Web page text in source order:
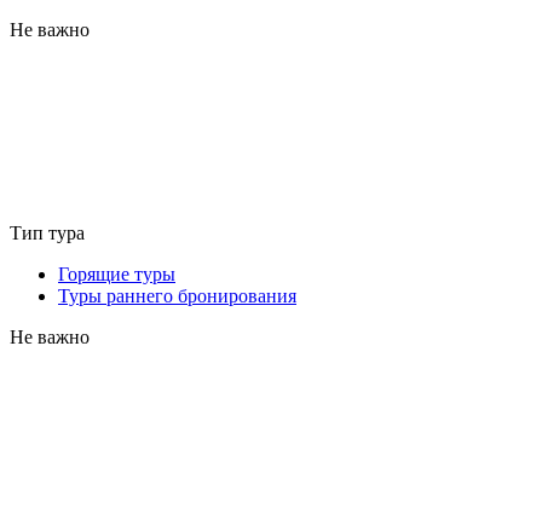
Не важно
Тип тура
Горящие туры
Туры раннего бронирования
Не важно